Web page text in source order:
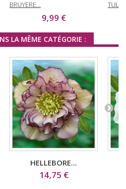
BRUYERE...
9,99 €
LA MÊME CATÉGORIE :
HELLEBORE...
14,75 €